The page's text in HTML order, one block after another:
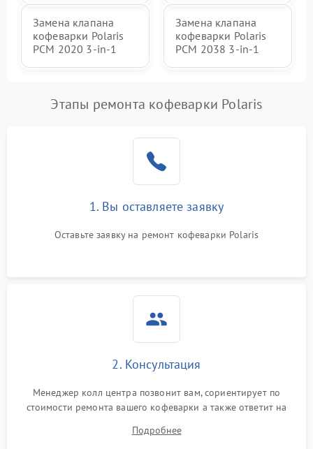
Замена клапана
кофеварки Polaris
PCM 2020 3-in-1
Замена клапана
кофеварки Polaris
PCM 2038 3-in-1
Этапы ремонта кофеварки Polaris
1. Вы оставляете заявку
Оставьте заявку на ремонт кофеварки Polaris
2. Консультация
Менеджер колл центра позвонит вам, сориентирует по
стоимости ремонта вашего кофеварки а также ответит на
Подробнее